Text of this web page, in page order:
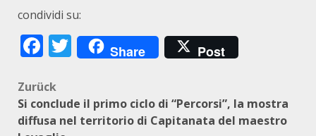
condividi su:
Facebook
Twitter
Share Post
Beitragsnavigation
Zurück
Si conclude il primo ciclo di “Percorsi”, la mostra
diffusa nel territorio di Capitanata del maestro